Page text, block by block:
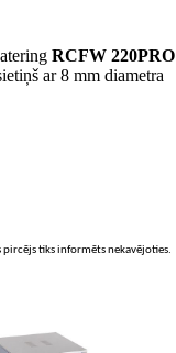
RCFW 220PRO
ar 8 mm diametra
tiks informēts nekavējoties.